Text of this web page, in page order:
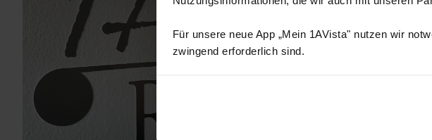
Für unsere neue App „Mein 1AVista" nutzen wir
zwingend erforderlich sind.
war damals die
Tischgetränke
Buchungszahlen
unserer
zufriedenen